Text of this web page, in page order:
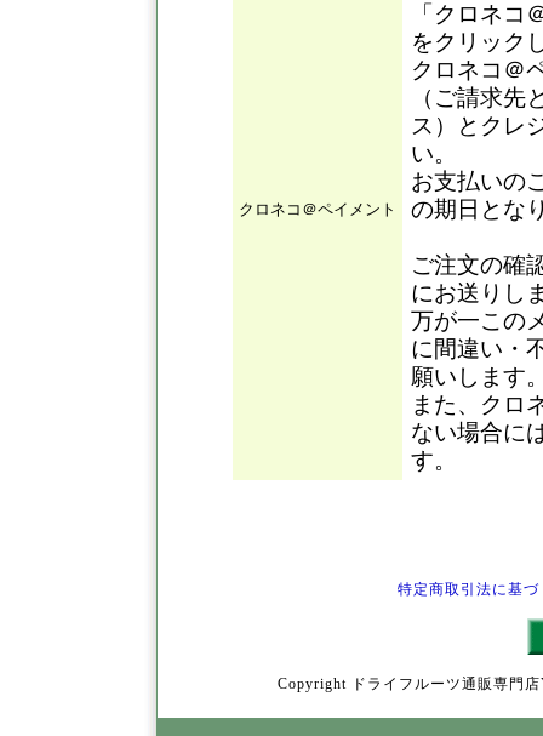
クロネコ＠ペイメント
「クロネコ
をクリック
クロネコ＠
（ご請求先
ス）とクレ
い。
お支払いの
の期日とな
ご注文の確
にお送りし
万が一この
に間違い・
願いします
また、クロ
ない場合に
す。
特定商取引法に基づ
Copyright ドライフルーツ通販専門